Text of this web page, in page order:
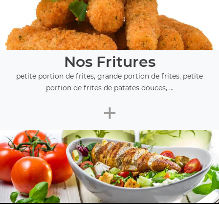
Nos Fritures
petite portion de frites, grande portion de frites, petite
portion de frites de patates douces, ...
+